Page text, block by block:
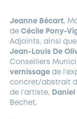
LOCATION DE
DEMANDE
GESTION DU
Jeanne Bécart,
de Cécile Pony-
Adjoints, ainsi
Jean-Louis De
Conseillers
vernissage de
concret/abstrait
de l’artiste, Daniel
Bechet.